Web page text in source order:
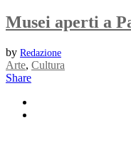
Musei aperti a
by Redazione
Arte, Cultura
Share